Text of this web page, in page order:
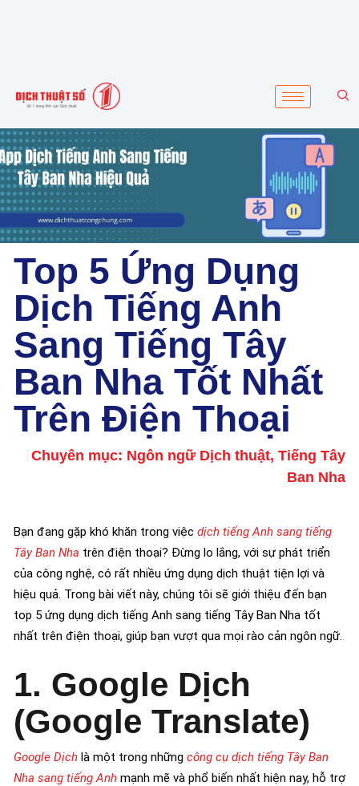
Top 5 Ứng Dụng
Dịch Tiếng Anh
Sang Tiếng Tây
Ban Nha Tốt Nhất
Trên Điện Thoại
Chuyên mục: Ngôn ngữ Dịch thuật, Tiếng Tây
Ban Nha
Bạn đang gặp khó khăn trong việc dịch tiếng Anh sang tiếng
Tây Ban Nha trên điện thoại? Đừng lo lắng, với sự phát triển
của công nghệ, có rất nhiều ứng dụng dịch thuật tiện lợi và
hiệu quả. Trong bài viết này, chúng tôi sẽ giới thiệu đến bạn
top 5 ứng dụng dịch tiếng Anh sang tiếng Tây Ban Nha tốt
nhất trên điện thoại, giúp bạn vượt qua mọi rào cản ngôn ngữ.
1. Google Dịch
(Google Translate)
Google Dịch là một trong những công cụ dịch tiếng Tây Ban
Nha sang tiếng Anh mạnh mẽ và phổ biến nhất hiện nay, hỗ trợ